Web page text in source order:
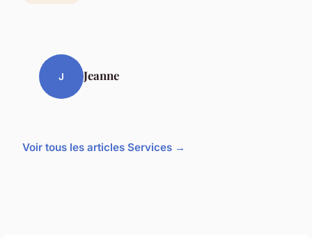
J Jeanne
Voir tous les articles Services →